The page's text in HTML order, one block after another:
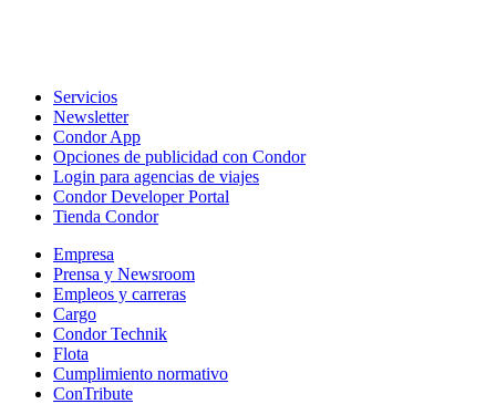
Servicios
Newsletter
Condor App
Opciones de publicidad con Condor
Login para agencias de viajes
Condor Developer Portal
Tienda Condor
Empresa
Prensa y Newsroom
Empleos y carreras
Cargo
Condor Technik
Flota
Cumplimiento normativo
ConTribute